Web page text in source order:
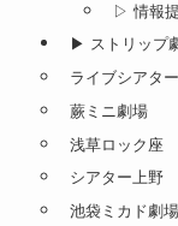
▷ 情報
▶︎ ストリップ
ライブシアタ
蕨ミニ劇場
浅草ロック座
シアター上野
池袋ミカド劇場